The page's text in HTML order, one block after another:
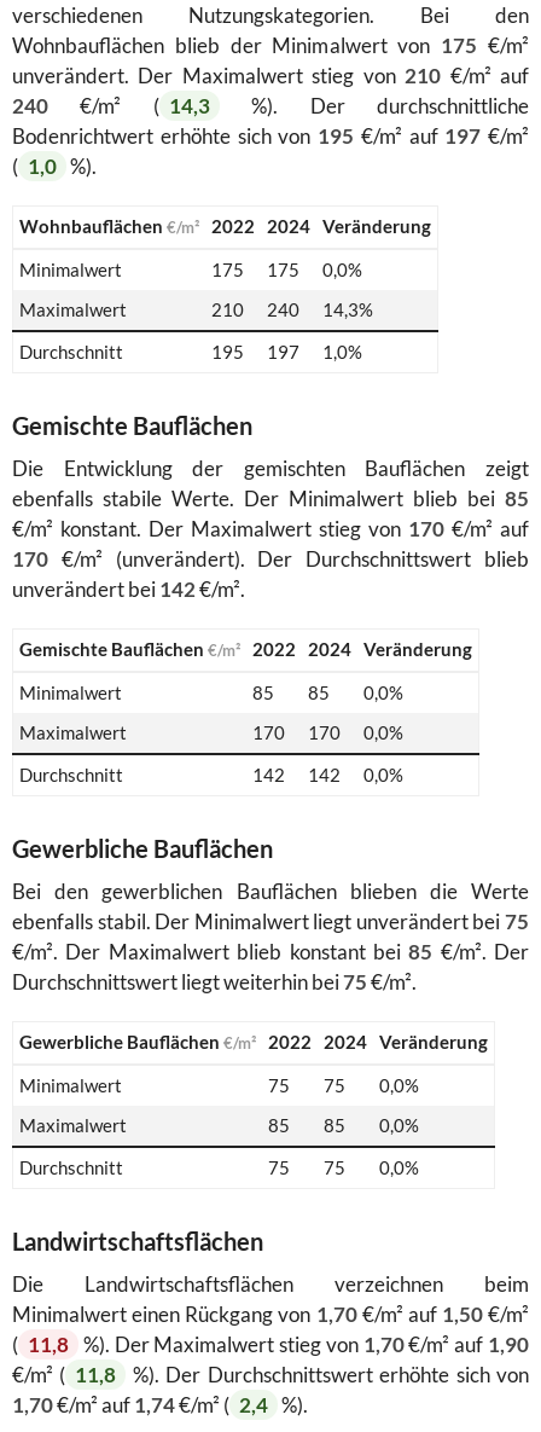
verschiedenen Nutzungskategorien. Bei den
Wohnbauflächen blieb der Minimalwert von 175 €/m²
unverändert. Der Maximalwert stieg von 210 €/m² auf
240 €/m² ( 14,3
%). Der durchschnittliche
Bodenrichtwert erhöhte sich von 195 €/m² auf 197 €/m²
( 1,0 %).
Wohnbauflächen €/m² 2022 2024 Veränderung
Minimalwert
175 175
0,0%
Maximalwert
210 240
14,3%
Durchschnitt
195 197 1,0%
Gemischte Bauflächen
Die Entwicklung der gemischten Bauflächen zeigt
ebenfalls stabile Werte. Der Minimalwert blieb bei 85
€/m² konstant. Der Maximalwert stieg von 170 €/m² auf
170 €/m² (unverändert). Der Durchschnittswert blieb
unverändert bei142€/m².
Gemischte Bauflächen €/m² 2022 2024 Veränderung
Minimalwert
85 85
0,0%
Maximalwert
170 170
0,0%
Durchschnitt
142 142 0,0%
Gewerbliche Bauflächen
Bei den gewerblichen Bauflächen blieben die Werte
ebenfalls stabil. Der Minimalwert liegt unverändert bei75
€/m². Der Maximalwert blieb konstant bei85 €/m². Der
Durchschnittswert liegt weiterhin bei75€/m².
Gewerbliche Bauflächen €/m² 2022 2024 Veränderung
Minimalwert
75 75
0,0%
Maximalwert
85 85
0,0%
Durchschnitt
75 75 0,0%
Landwirtschaftsflächen
Die Landwirtschaftsflächen verzeichnen beim
Minimalwert einen Rückgang von 1,70€/m² auf 1,50€/m²
( 11,8 %). Der Maximalwert stieg von 1,70€/m² auf 1,90
€/m² ( 11,8
%). Der Durchschnittswert erhöhte sich von
1,70€/m² auf1,74€/m² ( 2,4 %).